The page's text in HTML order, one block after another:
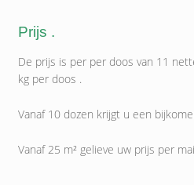
Prijs .
De prijs is per per doos van 11
kg per doos .
Vanaf 10 dozen krijgt u een
Vanaf 25 m² gelieve uw prijs per